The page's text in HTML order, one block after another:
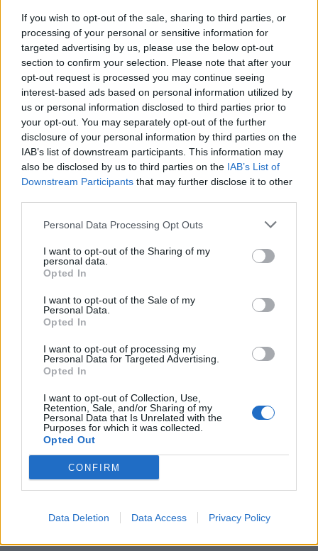
If you wish to opt-out of the sale, sharing to third parties, or
processing of your personal or sensitive information for
targeted advertising by us, please use the below opt-out
section to confirm your selection. Please note that after your
opt-out request is processed you may continue seeing
interest-based ads based on personal information utilized by
us or personal information disclosed to third parties prior to
your opt-out. You may separately opt-out of the further
disclosure of your personal information by third parties on the
IAB’s list of downstream participants. This information may
also be disclosed by us to third parties on the IAB’s List of
Downstream Participants that may further disclose it to other
Personal Data Processing Opt Outs
I want to opt-out of the Sharing of my
personal data.
Opted In
I want to opt-out of the Sale of my
Personal Data.
Opted In
I want to opt-out of processing my
Personal Data for Targeted Advertising.
Opted In
I want to opt-out of Collection, Use,
Retention, Sale, and/or Sharing of my
Personal Data that Is Unrelated with the
Purposes for which it was collected.
Opted Out
CONFIRM
Data Deletion Data Access Privacy Policy